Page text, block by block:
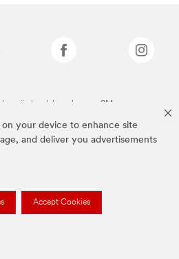
on your device to enhance site
and deliver you advertisements
Accept Cookies
zijn handelsmerken van 3M.we